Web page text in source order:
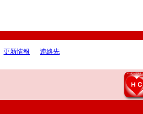
更新情報 連絡先